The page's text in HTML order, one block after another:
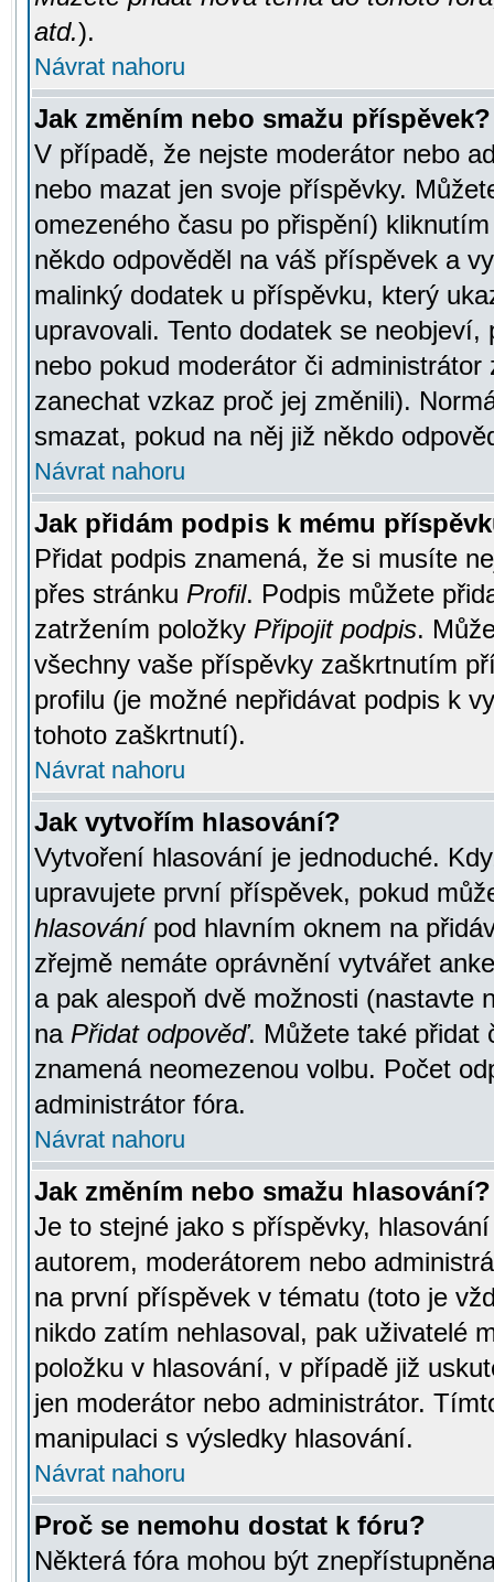
atd.).
Návrat nahoru
Jak změním nebo smažu příspěvek?
V případě, že nejste moderátor nebo
nebo mazat jen svoje příspěvky.
omezeného času po přispění)
někdo odpověděl na váš příspěvek a
malinký dodatek u příspěvku, který
upravovali. Tento dodatek se
nebo pokud moderátor či
zanechat vzkaz proč jej změnili).
smazat, pokud na něj již někdo
Návrat nahoru
Jak přidám podpis k mému
Přidat podpis znamená, že si musíte
přes stránku Profil. Podpis můžete
zatržením položky Připojit podpis.
všechny vaše příspěvky zaškrtnutím
profilu (je možné nepřidávat podpis k
tohoto zaškrtnutí).
Návrat nahoru
Jak vytvořím hlasování?
Vytvoření hlasování je jednoduché.
upravujete první příspěvek, pokud
hlasovánípod hlavním oknem na
zřejmě nemáte oprávnění vytvářet
a pak alespoň dvě možnosti (nastavte
na Přidat odpověď. Můžete také přidat
znamená neomezenou volbu. Počet
administrátor fóra.
Návrat nahoru
Jak změním nebo smažu hlasování?
Je to stejné jako s příspěvky,
autorem, moderátorem nebo
na první příspěvek v tématu (toto je
nikdo zatím nehlasoval, pak uživatelé
položku v hlasování, v případě již
jen moderátor nebo administrátor.
manipulaci s výsledky hlasování.
Návrat nahoru
Proč se nemohu dostat k fóru?
Některá fóra mohou být